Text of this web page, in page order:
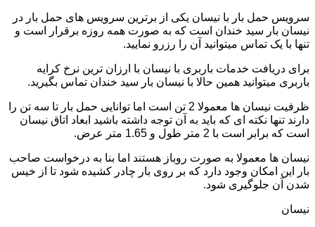
سرویس حمل بار با نیسان یکی از برترین سرویس های حمل بار در
نیسان بار سید خندان است که به صورت همه روزه برقرار است و
تنها با یک تماس میتوانید آن را رزرو نمایید.
برای دریافت خدمات باربری با نیسان با ارزان ترین نرخ کرایه
باربری میتوانید همین حالا با نیسان بار سید خندان تماس بگیرید.
ظرفیت نیسان ها معمولا 2 تن است اما توانایی حمل بار تا سه تن را
دارند تنها نکته ای که باید به آن توجه داشته باشید ابعاد اتاق نیسان
است که برابر است با 2 متر طول و 1.65 متر عرض.
نیسان ها معمولا به صورت روباز هستند اما بنا به درخواست صاحب
بار این امکان وجود دارد که بر روی بار چادر کشیده شود تا از خیس
شدن آن جلوگیری شود.
نیسان